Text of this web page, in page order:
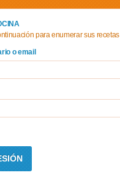
para enumerar sus recetas
o email